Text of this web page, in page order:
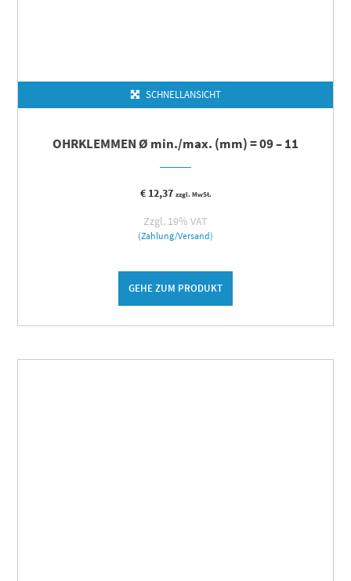
SCHNELLANSICHT
OHRKLEMMEN Ø min./max. (mm) = 09 – 11
€12,37 zzgl. MwSt.
Zzgl. 19% VAT
(Zahlung/Versand)
GEHE ZUM PRODUKT